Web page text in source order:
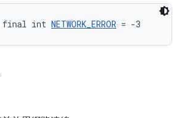
final int NETWORK_ERROR = -3